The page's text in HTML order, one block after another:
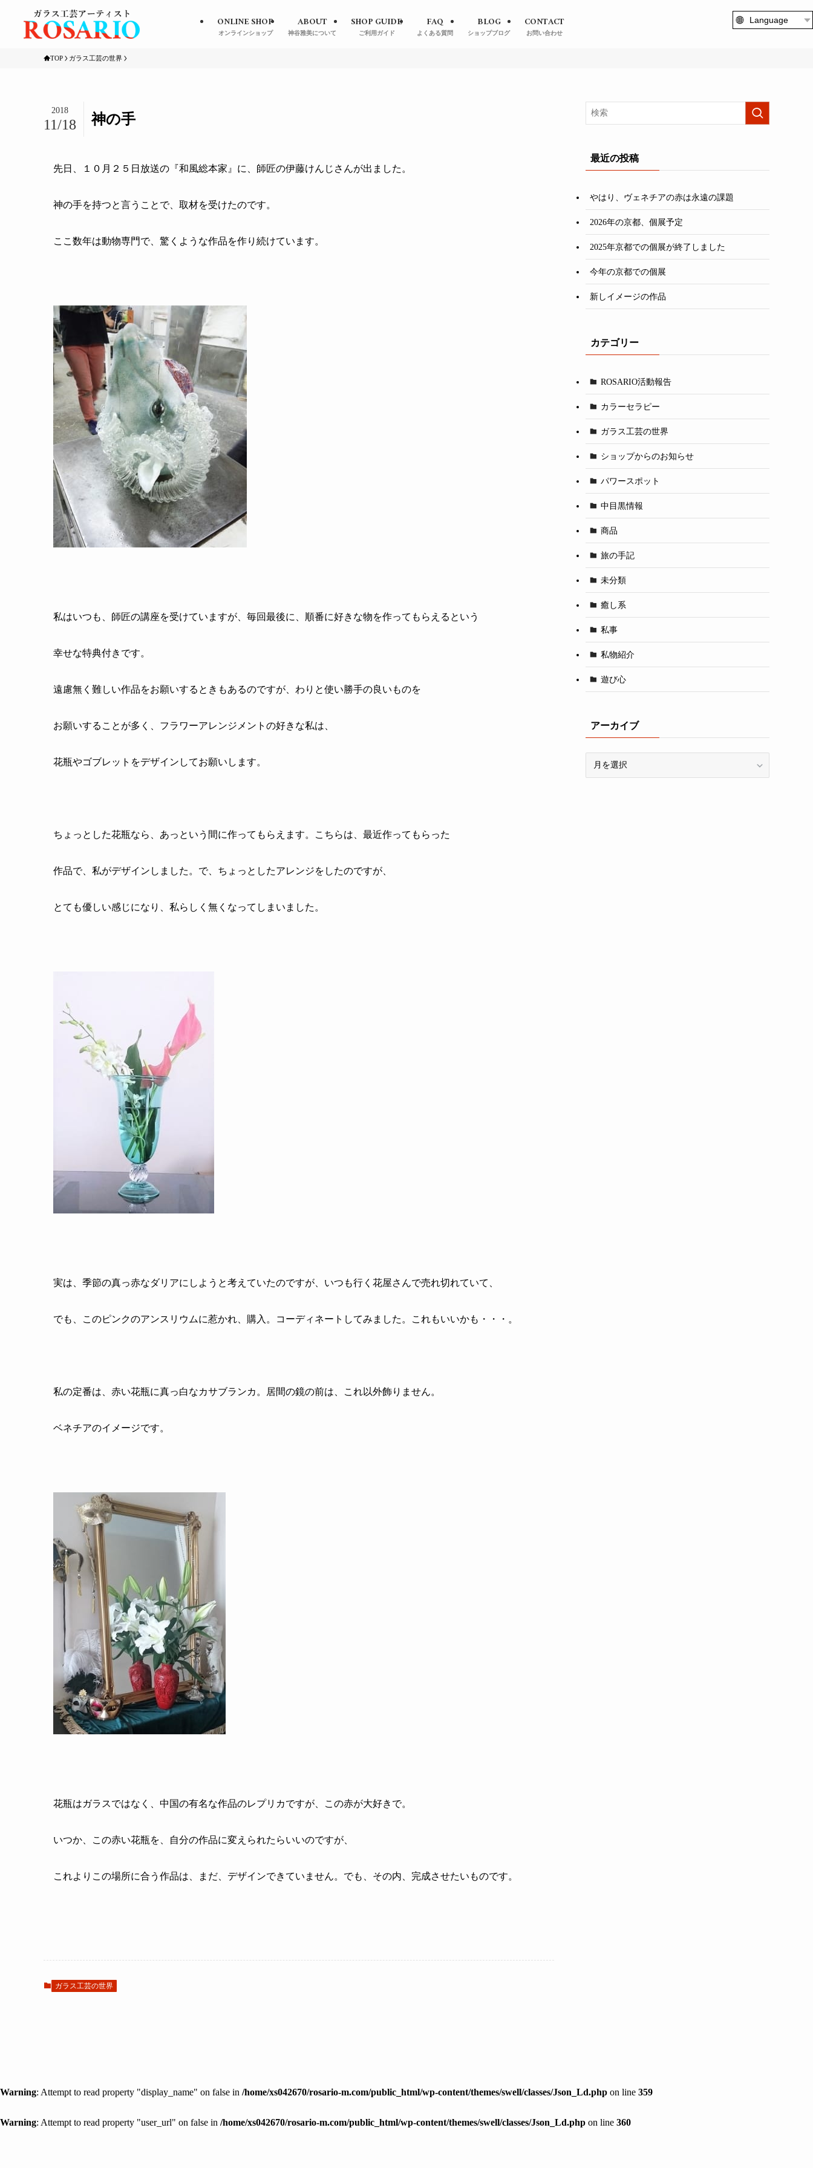
ONLINE SHOP
オンラインショップ
ABOUT
神谷雅美について
SHOP GUIDE
ご利用ガイド
FAQ
よくある質問
BLOG
ショップブログ
CONTACT
お問い合わせ
TOP ガラス工芸の世界
神の手
2018
11/18
先日、１０月２５日放送の『和風総本家』に、師匠の伊藤けんじさんが出ました。
神の手を持つと言うことで、取材を受けたのです。
ここ数年は動物専門で、驚くような作品を作り続けています。
私はいつも、師匠の講座を受けていますが、毎回最後に、順番に好きな物を作ってもらえるという
幸せな特典付きです。
遠慮無く難しい作品をお願いするときもあるのですが、わりと使い勝手の良いものを
お願いすることが多く、フラワーアレンジメントの好きな私は、
花瓶やゴブレットをデザインしてお願いします。
ちょっとした花瓶なら、あっという間に作ってもらえます。こちらは、最近作ってもらった
作品で、私がデザインしました。で、ちょっとしたアレンジをしたのですが、
とても優しい感じになり、私らしく無くなってしまいました。
実は、季節の真っ赤なダリアにしようと考えていたのですが、いつも行く花屋さんで売れ切れていて、
でも、このピンクのアンスリウムに惹かれ、購入。コーディネートしてみました。これもいいかも・・・。
私の定番は、赤い花瓶に真っ白なカサブランカ。居間の鏡の前は、これ以外飾りません。
ベネチアのイメージです。
花瓶はガラスではなく、中国の有名な作品のレプリカですが、この赤が大好きで。
いつか、この赤い花瓶を、自分の作品に変えられたらいいのですが、
これよりこの場所に合う作品は、まだ、デザインできていません。でも、その内、完成させたいものです。
ガラス工芸の世界
最近の投稿
やはり、ヴェネチアの赤は永遠の課題
2026年の京都、個展予定
2025年京都での個展が終了しました
今年の京都での個展
新しイメージの作品
カテゴリー
ROSARIO活動報告
カラーセラピー
ガラス工芸の世界
ショップからのお知らせ
パワースポット
中目黒情報
商品
旅の手記
未分類
癒し系
私事
私物紹介
遊び心
アーカイブ
Language
Warning: Attempt to read property "display_name" on false in /home/xs042670/rosario-m.com/public_html/wp-content/themes/swell/classes/Json_Ld.php on line 359
Warning: Attempt to read property "user_url" on false in /home/xs042670/rosario-m.com/public_html/wp-content/themes/swell/classes/Json_Ld.php on line 360